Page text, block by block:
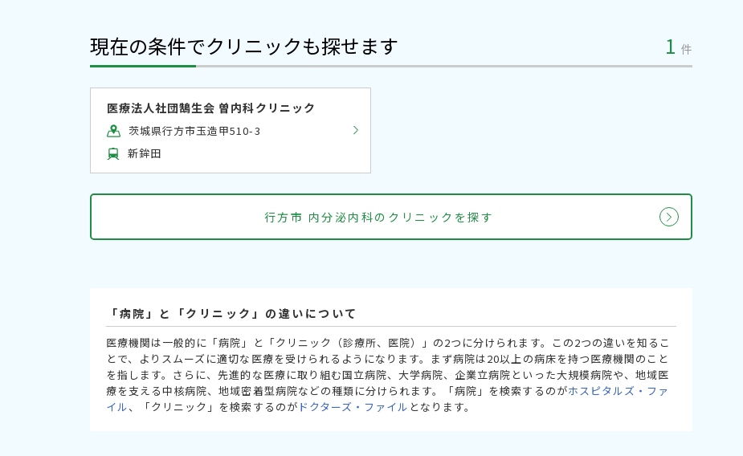
現在の条件でクリニックも探せます 1 件
医療法人社団鵠生会 曽内科クリニック
茨城県行方市玉造甲510-3
新鉾田
行方市 内分泌内科のクリニックを探す
「病院」と「クリニック」の違いについて
医療機関は一般的に「病院」と「クリニック（診療所、医院）」の2つに分けられます。この2つの違いを知るこ
とで、よりスムーズに適切な医療を受けられるようになります。まず病院は20以上の病床を持つ医療機関のこと
を指します。さらに、先進的な医療に取り組む国立病院、大学病院、企業立病院といった大規模病院や、地域医
療を支える中核病院、地域密着型病院などの種類に分けられます。「病院」を検索するのがホスピタルズ・ファ
イル、「クリニック」を検索するのが ドクターズ・ファイル となります。